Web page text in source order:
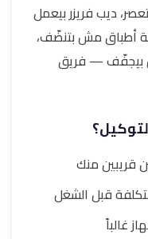
ديب فريزر بيعمل
أطباق مش بتنضّف،
— فريق
قريبين منك
قبل الشغل
غالباً